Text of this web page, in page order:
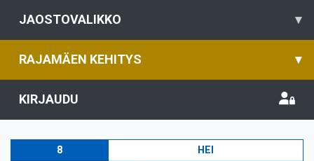
JAOSTOVALIKKO ▾
RAJAMÄEN KEHITYS ▾
KIRJAUDU
8 HEI